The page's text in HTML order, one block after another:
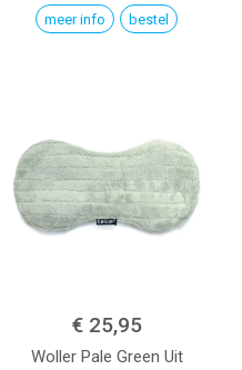
meer info bestel
€ 25,95
Woller Pale Green Uit